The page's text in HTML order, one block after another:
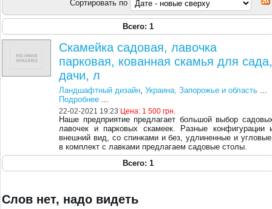
Сортировать по
Всего: 1
Скамейка садовая, лавочка
парковая, кованная скамья для
дачи, л
Ландшафтный дизайн,Украина, Запорожье и область ...
Подробнее ...
22-02-2021 19:23 Цена: 1 500 грн.
Наше предприятие предлагает большой выбор
лавочек и парковых скамеек. Разные конфигурации
внешний вид, со спинками и без, удлиненные и
в комплект с лавками предлагаем садовые столы.
Всего: 1
Слов нет, надо видеть